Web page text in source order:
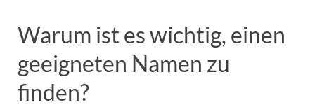
Warum ist es wichtig, einen
geeigneten Namen zu
finden?